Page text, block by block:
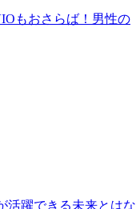
もおさらば！男性の
活躍できる未来とはな